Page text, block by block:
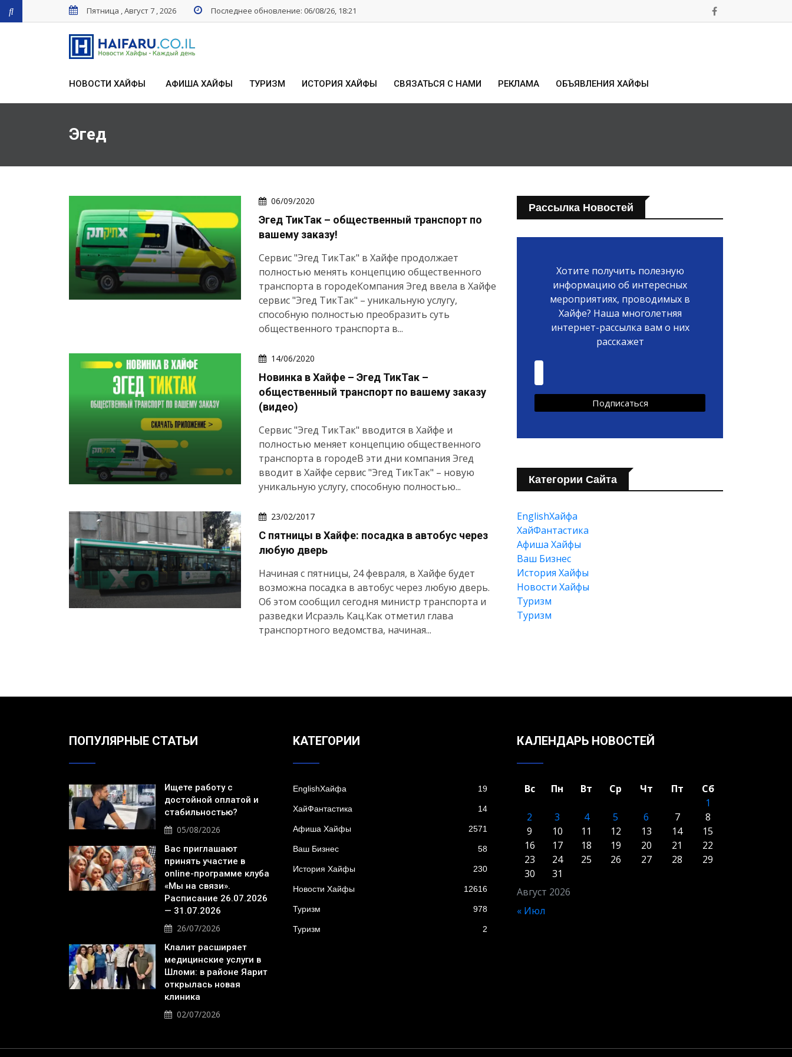
Пятница , Август 7 , 2026 Последнее обновление: 06/08/26, 18:21
НОВОСТИ ХАЙФЫ АФИША ХАЙФЫ ТУРИЗМ ИСТОРИЯ ХАЙФЫ СВЯЗАТЬСЯ С НАМИ РЕКЛАМА ОБЪЯВЛЕНИЯ ХАЙФЫ
Эгед
06/09/2020
Эгед ТикТак – общественный транспорт по
вашему заказу!
Сервис "Эгед ТикТак" в Хайфе продолжает
полностью менять концепцию общественного
транспорта в городеКомпания Эгед ввела в Хайфе
сервис "Эгед ТикТак" – уникальную услугу,
способную полностью преобразить суть
общественного транспорта в...
14/06/2020
Новинка в Хайфе – Эгед ТикТак –
общественный транспорт по вашему заказу
(видео)
Сервис "Эгед ТикТак" вводится в Хайфе и
полностью меняет концепцию общественного
транспорта в городеВ эти дни компания Эгед
вводит в Хайфе сервис "Эгед ТикТак" – новую
уникальную услугу, способную полностью...
23/02/2017
С пятницы в Хайфе: посадка в автобус через
любую дверь
Начиная с пятницы, 24 февраля, в Хайфе будет
возможна посадка в автобус через любую дверь.
Об этом сообщил сегодня министр транспорта и
разведки Исраэль Кац.Как отметил глава
транспортного ведомства, начиная...
Рассылка Новостей
Хотите получить полезную
информацию об интересных
мероприятиях, проводимых в
Хайфе? Наша многолетняя
интернет-рассылка вам о них
расскажет
Категории Сайта
EnglishХайфа
XайФантастика
Афиша Хайфы
Ваш Бизнес
История Хайфы
Новости Хайфы
Туризм
Туризм
ПОПУЛЯРНЫЕ СТАТЬИ
Ищете работу с
достойной оплатой и
стабильностью?
05/08/2026
Вас приглашают
принять участие в
online-программе клуба
«Мы на связи».
Расписание 26.07.2026
— 31.07.2026
26/07/2026
Клалит расширяет
медицинские услуги в
Шломи: в районе Яарит
открылась новая
клиника
02/07/2026
KАТЕГОРИИ
EnglishХайфа 19
XайФантастика 14
Афиша Хайфы 2571
Ваш Бизнес 58
История Хайфы 230
Новости Хайфы 12616
Туризм 978
Туризм 2
КАЛЕНДАРЬ НОВОСТЕЙ
Август 2026
Вс Пн Вт Ср Чт Пт
Сб
1
2
3 4 5 6 7
8
9
10 11 12 13 14
15
16
17 18 19 20 21
22
23
24 25 26 27 28
29
30
31
« Июл